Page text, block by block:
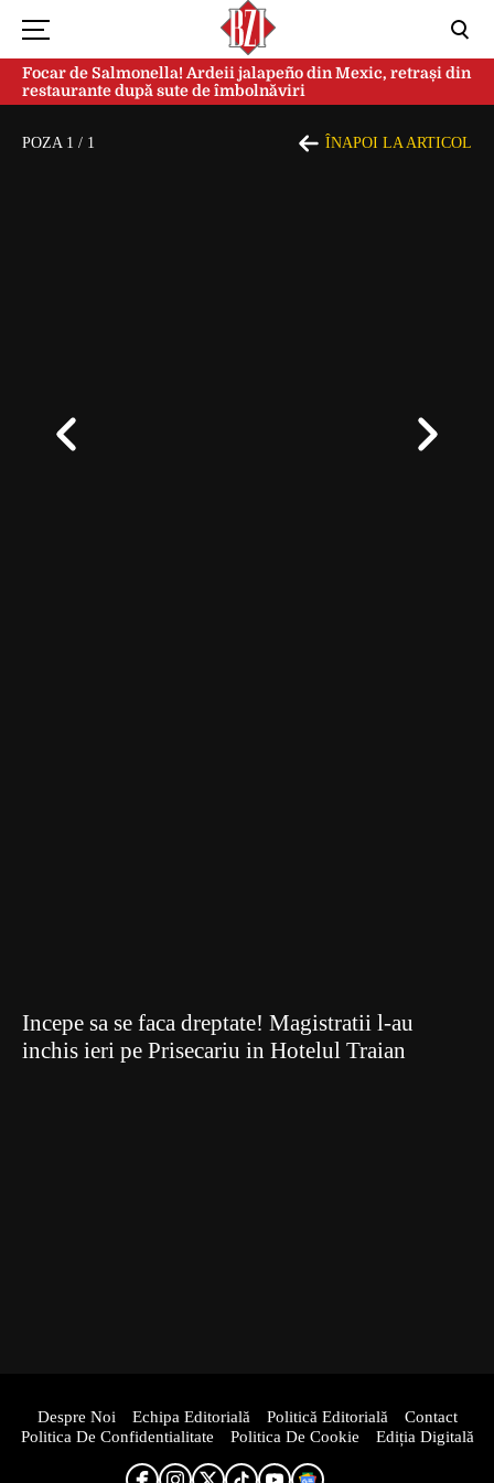
Focar de Salmonella! Ardeii jalapeño din Mexic, retrași din
restaurante după sute de îmbolnăviri
POZA 1 / 1 ÎNAPOI LA ARTICOL
Incepe sa se faca dreptate! Magistratii l-au
inchis ieri pe Prisecariu in Hotelul Traian
Despre Noi Echipa Editorială Politică Editorială
Contact
Politica De Confidentialitate
Politica De Cookie Ediția Digitală